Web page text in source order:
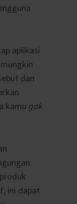
aplikasi
dan
kamu gak
ini dapat